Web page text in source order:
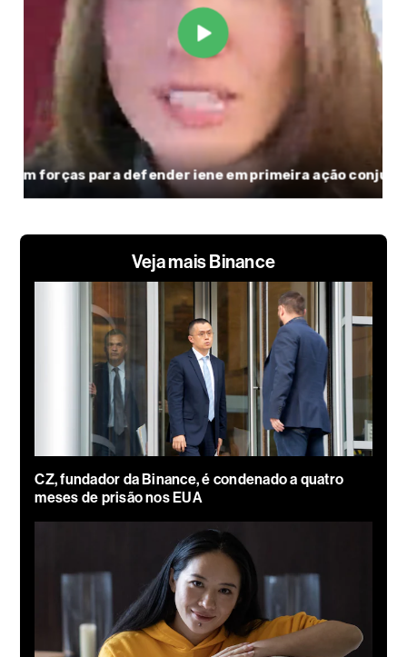
Veja mais Binance
CZ, fundador da Binance, é condenado a quatro
meses de prisão nos EUA